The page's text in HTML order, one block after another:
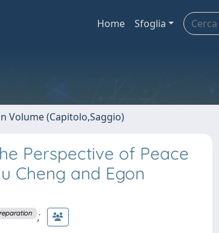
Home Sfoglia
Volume (Capitolo,Saggio)
Perspective of Peace
Cheng and Egon
;